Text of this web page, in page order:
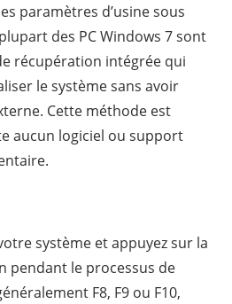
paramètres d’usine sous
des PC Windows 7 sont
récupération intégrée qui
le système sans avoir
Cette méthode est
aucun logiciel ou support
système et appuyez sur la
pendant le processus de
F8, F9 ou F10,